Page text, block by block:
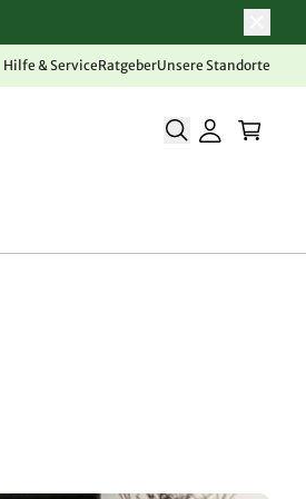
Hilfe & ServiceRatgeberUnsere Standorte